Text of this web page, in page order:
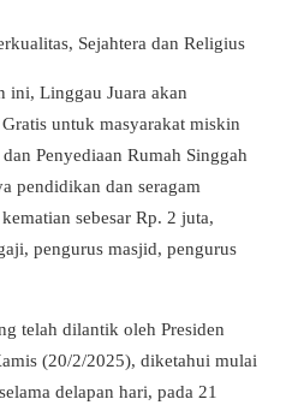
Sejahtera dan Religius
ini, Linggau Juara akan
untuk masyarakat miskin
Penyediaan Rumah Singgah
pendidikan dan seragam
sebesar Rp. 2 juta,
pengurus masjid, pengurus
telah dilantik oleh Presiden
(20/2/2025), diketahui mulai
delapan hari, pada 21